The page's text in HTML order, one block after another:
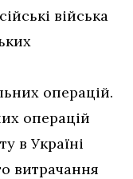
війська
операцій.
операцій
в Україні
витрачання